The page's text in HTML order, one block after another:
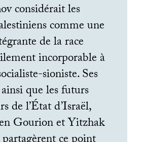
considérait les
comme une
de la race
incorporable à
sioniste. Ses
que les futurs
de l’État d’Israël,
Gourion et Yitzhak